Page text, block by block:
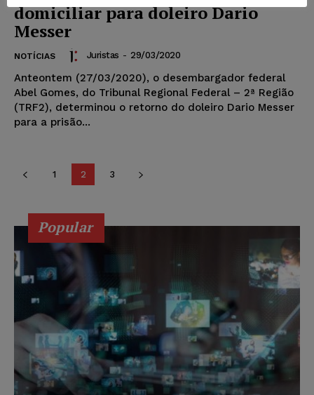
domiciliar para doleiro Dario
Messer
NOTÍCIAS Juristas - 29/03/2020
Anteontem (27/03/2020), o desembargador federal
Abel Gomes, do Tribunal Regional Federal – 2ª Região
(TRF2), determinou o retorno do doleiro Dario Messer
para a prisão...
1 2 3
Popular